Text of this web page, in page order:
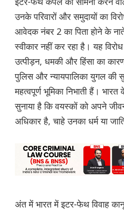
उनके परिवारों और समुदायों का
आवेदक नंबर 2 का पिता होने के
स्वीकार नहीं कर रहा है। यह
उत्पीड़न, धमकी और हिंसा का
पुलिस और न्यायपालिका युगल की
महत्वपूर्ण भूमिका निभाती हैं।
सुनाया है कि वयस्कों को अपने
अधिकार है, चाहे उनका धर्म या
अंत में भारत में इटर-फेथ विवाह